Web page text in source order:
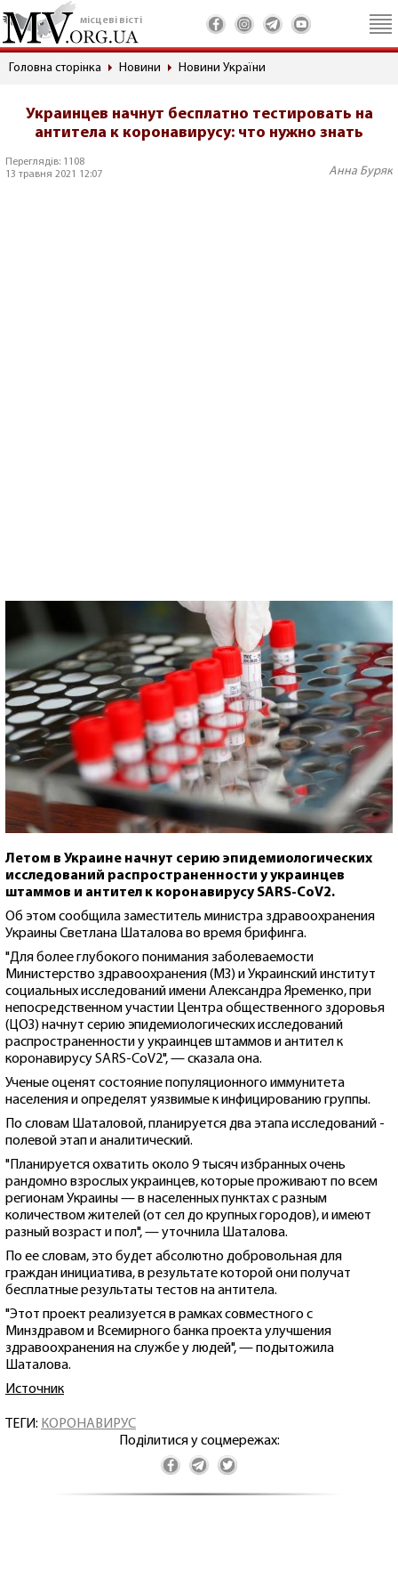
місцеві вісті
Головна сторінка Новини Новини України
Украинцев начнут бесплатно тестировать на
антитела к коронавирусу: что нужно знать
Переглядів: 1108
13 травня 2021 12:07
Анна Буряк
Летом в Украине начнут серию эпидемиологических
исследований распространенности у украинцев
штаммов и антител к коронавирусу SARS-CoV2.
Об этом сообщила заместитель министра здравоохранения
Украины Светлана Шаталова во время брифинга.
"Для более глубокого понимания заболеваемости
Министерство здравоохранения (МЗ) и Украинский институт
социальных исследований имени Александра Яременко, при
непосредственном участии Центра общественного здоровья
(ЦОЗ) начнут серию эпидемиологических исследований
распространенности у украинцев штаммов и антител к
коронавирусу SARS-CoV2", — сказала она.
Ученые оценят состояние популяционного иммунитета
населения и определят уязвимые к инфицированию группы.
По словам Шаталовой, планируется два этапа исследований -
полевой этап и аналитический.
"Планируется охватить около 9 тысяч избранных очень
рандомно взрослых украинцев, которые проживают по всем
регионам Украины — в населенных пунктах с разным
количеством жителей (от сел до крупных городов), и имеют
разный возраст и пол", — уточнила Шаталова.
По ее словам, это будет абсолютно добровольная для
граждан инициатива, в результате которой они получат
бесплатные результаты тестов на антитела.
"Этот проект реализуется в рамках совместного с
Минздравом и Всемирного банка проекта улучшения
здравоохранения на службе у людей", — подытожила
Шаталова.
Источник
ТЕГИ: КОРОНАВИРУС
Поділитися у соцмережах: